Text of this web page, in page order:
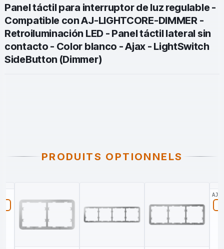
Panel táctil para interruptor de luz regulable -
Compatible con AJ-LIGHTCORE-DIMMER -
Retroiluminación LED - Panel táctil lateral sin
contacto - Color blanco - Ajax - LightSwitch
SideButton (Dimmer)
PRODUITS OPTIONNELS
AJA-